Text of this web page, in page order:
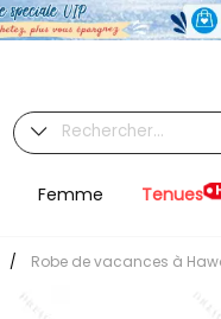
Femme Tenues
/